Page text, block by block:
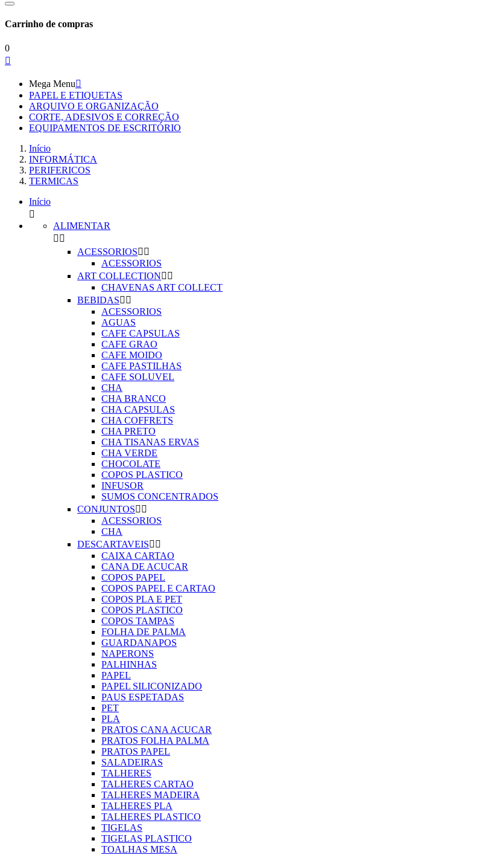
Carrinho de compras
0

Mega Menu
PAPEL E ETIQUETAS
ARQUIVO E ORGANIZAÇÃO
CORTE, ADESIVOS E CORREÇÃO
EQUIPAMENTOS DE ESCRITÓRIO
Início
INFORMÁTICA
PERIFERICOS
TERMICAS
Início

ALIMENTAR
 
ACESSORIOS 
ACESSORIOS
ART COLLECTION 
CHAVENAS ART COLLECT
BEBIDAS 
ACESSORIOS
AGUAS
CAFE CAPSULAS
CAFE GRAO
CAFE MOIDO
CAFE PASTILHAS
CAFE SOLUVEL
CHA
CHA BRANCO
CHA CAPSULAS
CHA COFFRETS
CHA PRETO
CHA TISANAS ERVAS
CHA VERDE
CHOCOLATE
COPOS PLASTICO
INFUSOR
SUMOS CONCENTRADOS
CONJUNTOS 
ACESSORIOS
CHA
DESCARTAVEIS 
CAIXA CARTAO
CANA DE ACUCAR
COPOS PAPEL
COPOS PAPEL E CARTAO
COPOS PLA E PET
COPOS PLASTICO
COPOS TAMPAS
FOLHA DE PALMA
GUARDANAPOS
NAPERONS
PALHINHAS
PAPEL
PAPEL SILICONIZADO
PAUS ESPETADAS
PET
PLA
PRATOS CANA ACUCAR
PRATOS FOLHA PALMA
PRATOS PAPEL
SALADEIRAS
TALHERES
TALHERES CARTAO
TALHERES MADEIRA
TALHERES PLA
TALHERES PLASTICO
TIGELAS
TIGELAS PLASTICO
TOALHAS MESA